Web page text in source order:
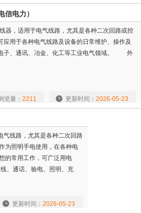
信电力）
器，适用于电气线路，尤其是各种二次回路或控
用于各种电气线路及设备的日常维护、操作及
子、通讯、冶金、化工等工业电气领域。 外
更新时间： 2026-05-23
览量： 2211
气线路，尤其是各种二次回路
为照明手电使用，在各种电
的常用工作，可广泛用电
、通话、验电、照明、充
更新时间： 2026-05-23